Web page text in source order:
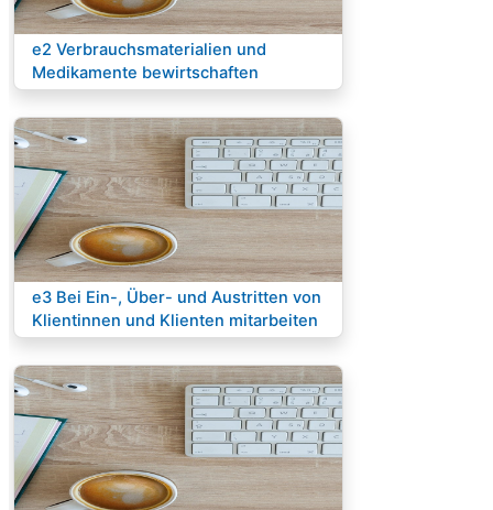
Kurs:
e2 Verbrauchsmaterialien und
Medikamente bewirtschaften
Kurs:
e3 Bei Ein-, Über- und Austritten von
Klientinnen und Klienten mitarbeiten